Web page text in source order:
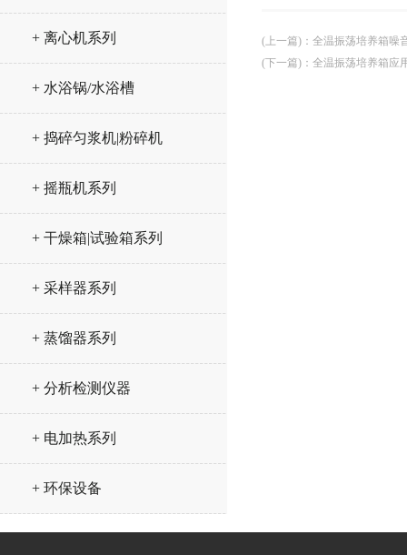
+ 离心机系列
+ 水浴锅/水浴槽
+ 捣碎匀浆机|粉碎机
+ 摇瓶机系列
+ 干燥箱|试验箱系列
+ 采样器系列
+ 蒸馏器系列
+ 分析检测仪器
+ 电加热系列
+ 环保设备
(上一篇) ： 全温振荡培养箱噪
(下一篇) ： 全温振荡培养箱应